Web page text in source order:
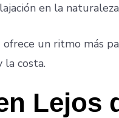
en la naturaleza
un ritmo más
la costa.
Lejos